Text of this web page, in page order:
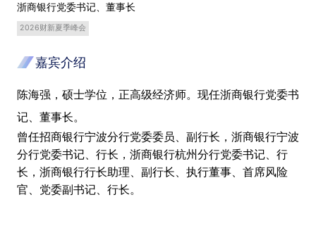
浙商银行党委书记、董事长
2026财新夏季峰会
嘉宾介绍
陈海强，硕士学位，正高级经济师。现任浙商银行党委书
记、董事长。
曾任招商银行宁波分行党委委员、副行长，浙商银行宁波
分行党委书记、行长，浙商银行杭州分行党委书记、行
长，浙商银行行长助理、副行长、执行董事、首席风险
官、党委副书记、行长。